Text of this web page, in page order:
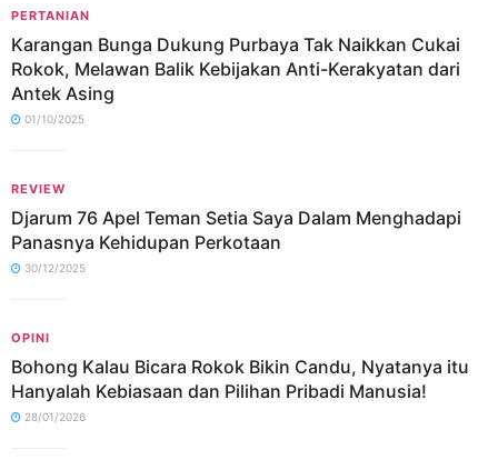
PERTANIAN
Karangan Bunga Dukung Purbaya Tak Naikkan Cukai
Rokok, Melawan Balik Kebijakan Anti-Kerakyatan dari
Antek Asing
01/10/2025
REVIEW
Djarum 76 Apel Teman Setia Saya Dalam Menghadapi
Panasnya Kehidupan Perkotaan
30/12/2025
OPINI
Bohong Kalau Bicara Rokok Bikin Candu, Nyatanya itu
Hanyalah Kebiasaan dan Pilihan Pribadi Manusia!
28/01/2026